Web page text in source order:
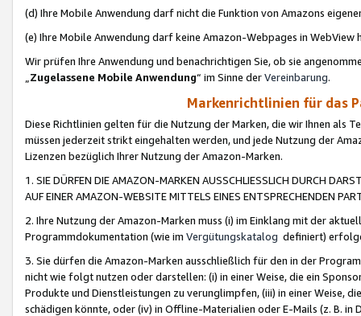
(d) Ihre Mobile Anwendung darf nicht die Funktion von Amazons
(e) Ihre Mobile Anwendung darf keine Amazon-Webpages in WebView
Wir prüfen Ihre Anwendung und benachrichtigen Sie, ob sie
„Zugelassene Mobile Anwendung“ im Sinne derVereinbarung.
Markenrichtlinien für das
Diese Richtlinien gelten für die Nutzung der Marken, die wir Ihnen als
müssen jederzeit strikt eingehalten werden, und jede Nutzung der
Lizenzen bezüglich Ihrer Nutzung der Amazon-Marken.
1. SIE DÜRFEN DIE AMAZON-MARKEN AUSSCHLIESSLICH DURCH
AUF EINER AMAZON-WEBSITE MITTELS EINES ENTSPRECHENDEN
2. Ihre Nutzung der Amazon-Marken muss (i) im Einklang mit der
Programmdokumentation (wie im Vergütungskatalog definiert)
3. Sie dürfen die Amazon-Marken ausschließlich für den in der
nicht wie folgt nutzen oder darstellen: (i) in einer Weise, die ein
Produkte und Dienstleistungen zu verunglimpfen, (iii) in einer Weise,
schädigen könnte, oder (iv) in Offline-Materialien oder E-Mails (z. B. in